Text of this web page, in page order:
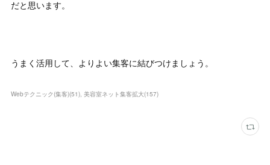
だと思います。
うまく活用して、よりよい集客に結びつけましょう。
Webテクニック(集客)(51) 美容室ネット集客拡大(157)